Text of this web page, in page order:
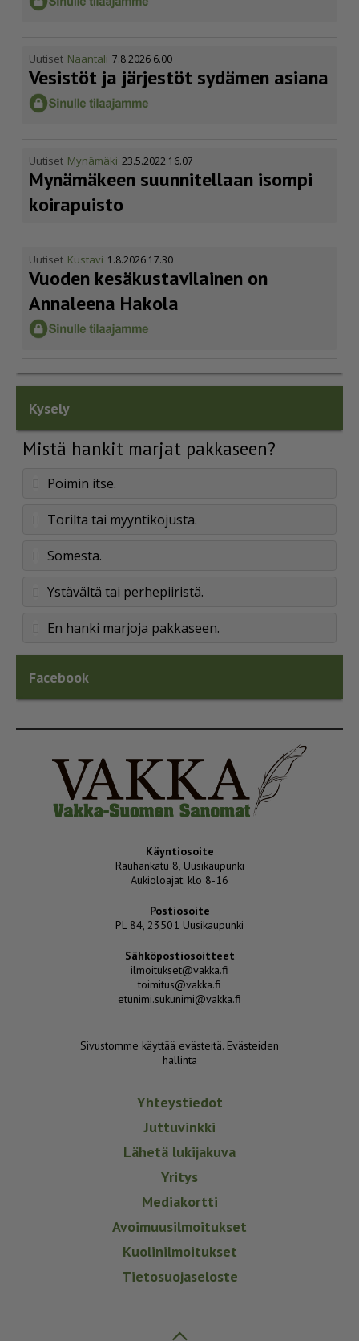
Uutiset Naantali 7.8.2026 6.00
Vesistöt ja järjestöt sydämen asiana
Uutiset Mynämäki 23.5.2022 16.07
Mynämäkeen suunnitellaan isompi
koirapuisto
Uutiset Kustavi 1.8.2026 17.30
Vuoden kesäkus­ta­vi­lainen on
Annaleena Hakola
Kysely
Mistä hankit marjat pakkaseen?
Poimin itse.
Torilta tai myyntikojusta.
Somesta.
Ystävältä tai perhepiiristä.
En hanki marjoja pakkaseen.
Facebook
Käyntiosoite
Rauhankatu 8, Uusikaupunki
Aukioloajat: klo 8-16
Postiosoite
PL 84, 23501 Uusikaupunki
Sähköpostiosoitteet
ilmoitukset@vakka.fi
toimitus@vakka.fi
etunimi.sukunimi@vakka.fi
Sivustomme käyttää evästeitä. Evästeiden
hallinta
Yhteystiedot
Juttuvinkki
Lähetä lukijakuva
Yritys
Mediakortti
Avoimuusilmoitukset
Kuolinilmoitukset
Tietosuojaseloste